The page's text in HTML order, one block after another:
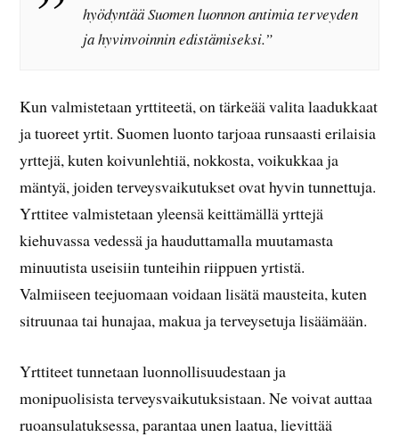
hyödyntää Suomen luonnon antimia terveyden
ja hyvinvoinnin edistämiseksi.”
Kun valmistetaan yrttiteetä, on tärkeää valita laadukkaat
ja tuoreet yrtit. Suomen luonto tarjoaa runsaasti erilaisia
yrttejä, kuten koivunlehtiä, nokkosta, voikukkaa ja
mäntyä, joiden terveysvaikutukset ovat hyvin tunnettuja.
Yrttitee valmistetaan yleensä keittämällä yrttejä
kiehuvassa vedessä ja hauduttamalla muutamasta
minuutista useisiin tunteihin riippuen yrtistä.
Valmiiseen teejuomaan voidaan lisätä mausteita, kuten
sitruunaa tai hunajaa, makua ja terveysetuja lisäämään.
Yrttiteet tunnetaan luonnollisuudestaan ja
monipuolisista terveysvaikutuksistaan. Ne voivat auttaa
ruoansulatuksessa, parantaa unen laatua, lievittää